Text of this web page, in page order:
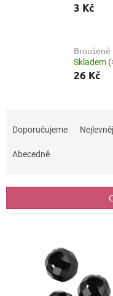
3 Kč
Broušené
Skladem
26 Kč
r
Doporučujeme
Abecedně